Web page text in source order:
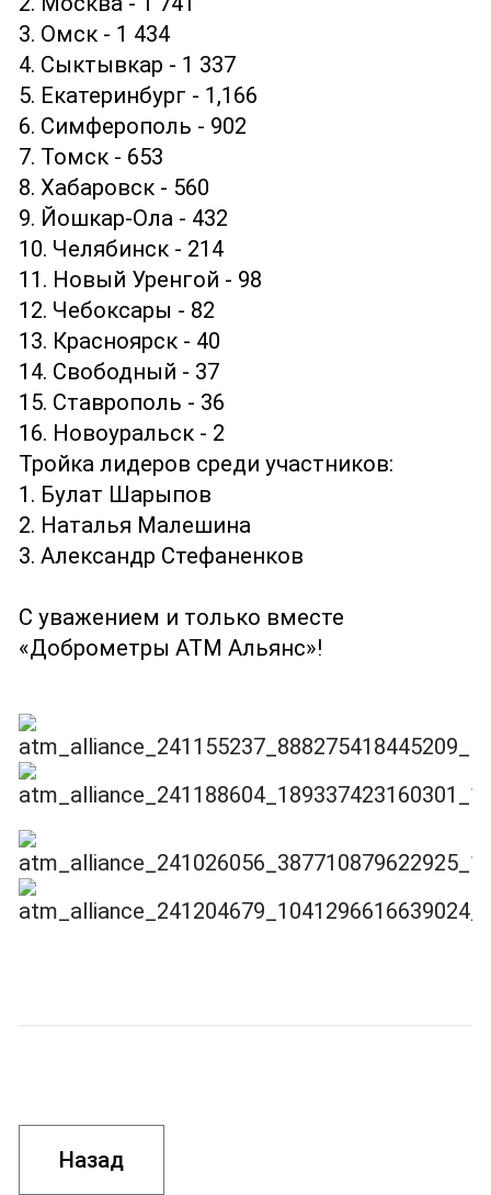
3. Омск - 1 434
4. Сыктывкар - 1 337
5. Екатеринбург - 1,166
6. Симферополь - 902
7. Томск - 653
8. Хабаровск - 560
9. Йошкар-Ола - 432
10. Челябинск - 214
11. Новый Уренгой - 98
12. Чебоксары - 82
13. Красноярск - 40
14. Свободный - 37
15. Ставрополь - 36
16. Новоуральск - 2
Тройка лидеров среди участников:
1. Булат Шарыпов
2. Наталья Малешина
3. Александр Стефаненков
С уважением и только вместе
«Доброметры АТМ Альянс»!
Назад